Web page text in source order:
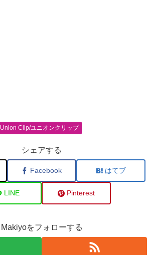
Union Clip/ユニオンクリップ
シェアする
Facebook はてブ
LINE Pinterest
Makiyoをフォローする